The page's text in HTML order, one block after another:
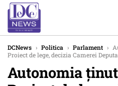
DCNews › Politica › Parlament ›
Proiect de lege, decizia Camerei
Autonomia